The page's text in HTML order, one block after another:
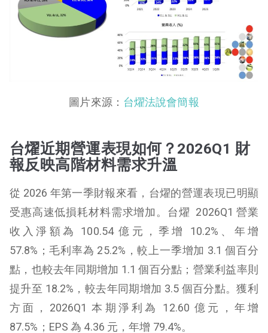
圖片來源： 台燿法說會簡報
台燿近期營運表現如何？2026Q1 財
報反映高階材料需求升溫
從 2026 年第一季財報來看，台燿的營運表現已明顯
受惠高速低損耗材料需求增加。台燿 2026Q1 營業
收入淨額為 100.54 億元，季增 10.2%、年增
57.8%；毛利率為 25.2%，較上一季增加 3.1 個百分
點，也較去年同期增加 1.1 個百分點；營業利益率則
提升至 18.2%，較去年同期增加 3.5 個百分點。獲利
方面，2026Q1 本期淨利為 12.60 億元，年增
87.5%；EPS 為 4.36 元，年增 79.4%。